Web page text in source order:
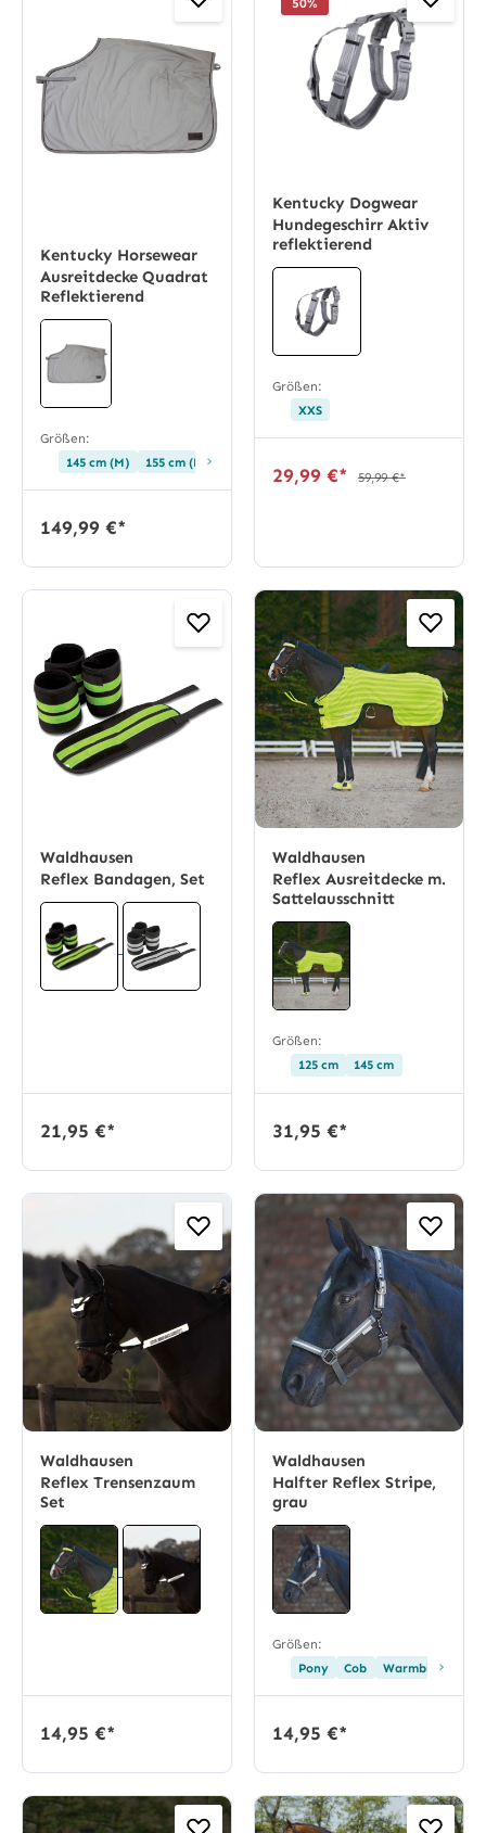
Kentucky Horsewear
Ausreitdecke Quadrat
Reflektierend
Größen:
145 cm (M)
155 cm (L) ›
149,99 €*
Kentucky Dogwear
Hundegeschirr Aktiv
reflektierend
Größen:
XXS
29,99 €* 59,99 €*
Waldhausen
Reflex Bandagen, Set
21,95 €*
Waldhausen
Reflex Ausreitdecke m.
Sattelausschnitt
Größen:
125 cm
145 cm
31,95 €*
Waldhausen
Reflex Trensenzaum
Set
14,95 €*
Waldhausen
Halfter Reflex Stripe,
grau
Größen:
Pony
Cob Warmblut›
14,95 €*